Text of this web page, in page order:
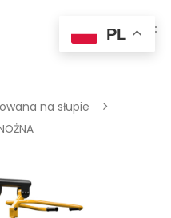
to closena słupie
PL